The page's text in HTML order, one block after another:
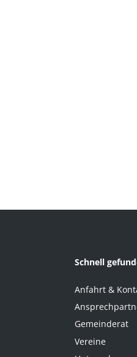
Schnell
Anfahrt &
Gemeinderat
Vereine